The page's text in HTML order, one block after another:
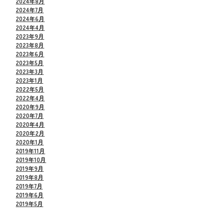
2024年7月
2024年6月
2024年4月
2023年9月
2023年8月
2023年6月
2023年5月
2023年3月
2023年1月
2022年5月
2022年4月
2020年9月
2020年7月
2020年4月
2020年2月
2020年1月
2019年11月
2019年10月
2019年9月
2019年8月
2019年7月
2019年6月
2019年5月